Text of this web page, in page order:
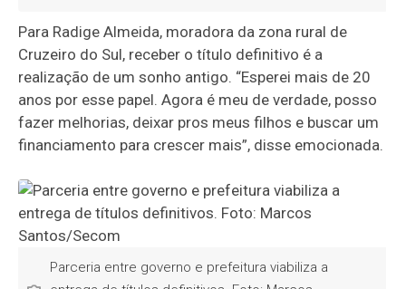
Para Radige Almeida, moradora da zona rural de
Cruzeiro do Sul, receber o título definitivo é a
realização de um sonho antigo. “Esperei mais de 20
anos por esse papel. Agora é meu de verdade, posso
fazer melhorias, deixar pros meus filhos e buscar um
financiamento para crescer mais”, disse emocionada.
Parceria entre governo e prefeitura viabiliza a